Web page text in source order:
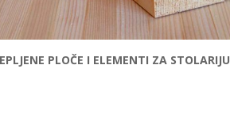
PLOČE I ELEMENTI ZA STOLARIJU